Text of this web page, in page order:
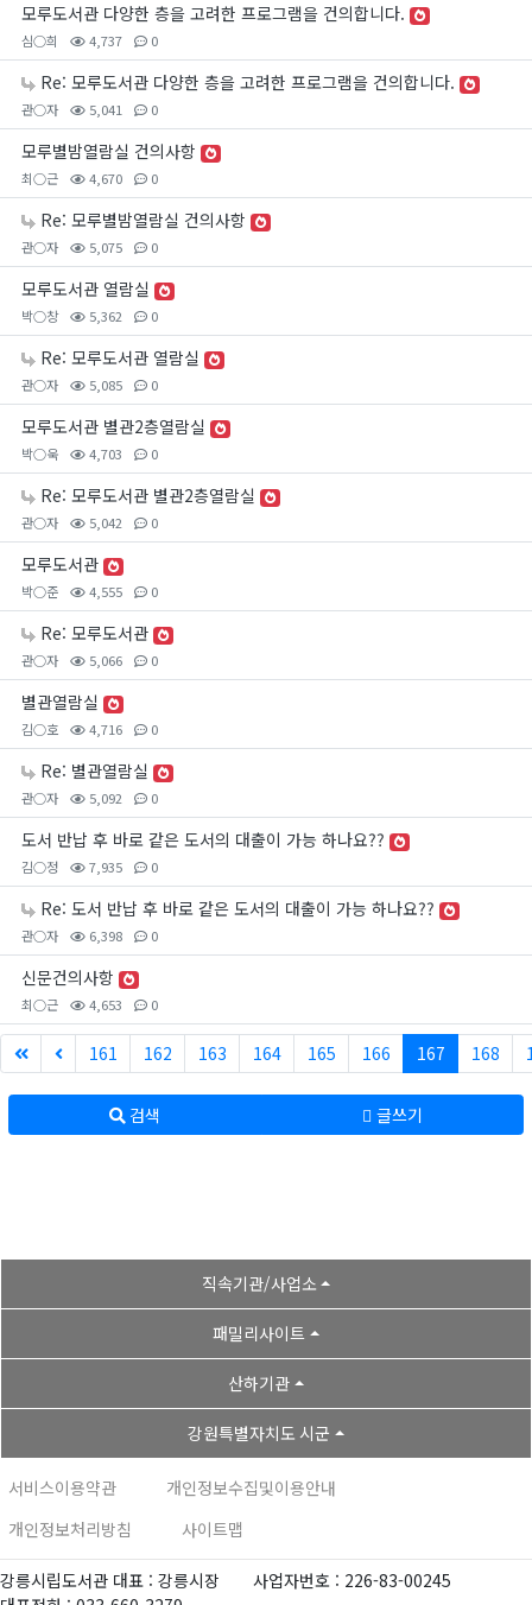
모루도서관 다양한 층을 고려한 프로그램을 건의합니다.
심○희 4,737 0
Re: 모루도서관 다양한 층을 고려한 프로그램을 건의합니다.
관○자 5,041 0
모루별밤열람실 건의사항
최○근 4,670 0
Re: 모루별밤열람실 건의사항
관○자 5,075 0
모루도서관 열람실
박○창 5,362 0
Re: 모루도서관 열람실
관○자 5,085 0
모루도서관 별관2층열람실
박○욱 4,703 0
Re: 모루도서관 별관2층열람실
관○자 5,042 0
모루도서관
박○준 4,555 0
Re: 모루도서관
관○자 5,066 0
별관열람실
김○호 4,716 0
Re: 별관열람실
관○자 5,092 0
도서 반납 후 바로 같은 도서의 대출이 가능 하나요??
김○정 7,935 0
Re: 도서 반납 후 바로 같은 도서의 대출이 가능 하나요??
관○자 6,398 0
신문건의사항
최○근 4,653 0
161 162 163 164 165 166 167 168
검색 글쓰기
직속기관/사업소
패밀리사이트
산하기관
강원특별자치도 시군
서비스이용약관
개인정보수집및이용안내
개인정보처리방침
사이트맵
강릉시립도서관 대표 : 강릉시장
사업자번호 : 226-83-00245